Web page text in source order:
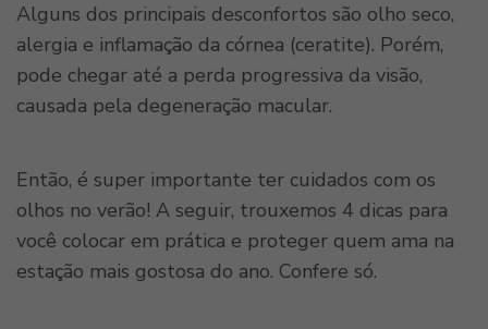
Alguns dos principais desconfortos são olho seco,
alergia e inflamação da córnea (ceratite). Porém,
pode chegar até a perda progressiva da visão,
causada pela degeneração macular.
Então, é super importante ter cuidados com os
olhos no verão! A seguir, trouxemos 4 dicas para
você colocar em prática e proteger quem ama na
estação mais gostosa do ano. Confere só.